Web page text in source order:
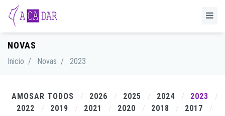
NOVAS
Inicio / Novas / 2023
AMOSAR TODOS 2026 2025 2024
2023
2022
2019 2021 2020 2018
2017